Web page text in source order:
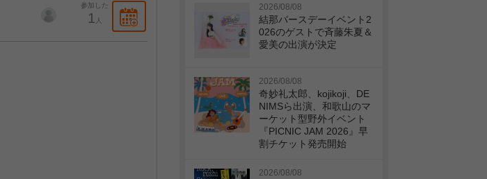
参加した
1 人
2026/08/08
結那バースデーイベント2
026のゲストで斉藤朱夏＆
愛美の出演が決定
2026/08/08
奇妙礼太郎、kojikoji、DE
NIMSら出演、和歌山のマ
ーケット型野外イベント
『PICNIC JAM 2026』早
割チケット発売開始
2026/08/08